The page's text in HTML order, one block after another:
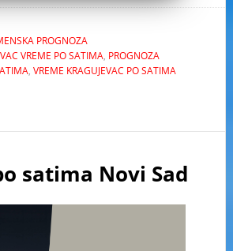
PROGNOZA
VREME PO SATIMA, PROGNOZA
, VREME KRAGUJEVAC PO SATIMA
satima Novi Sad